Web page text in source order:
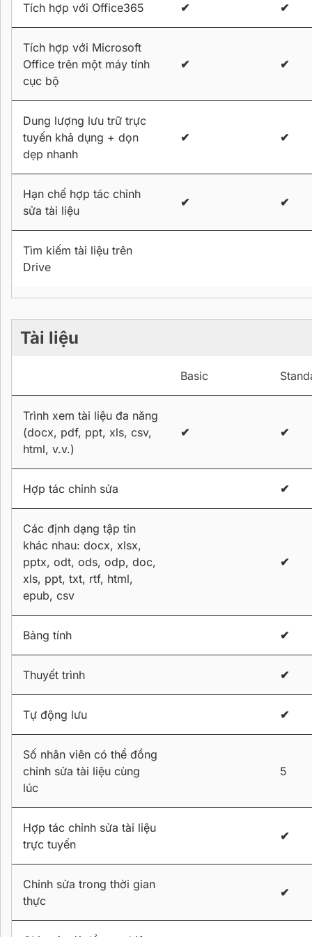
Tích hợp với Office365 ✔ ✔
Tích hợp với Microsoft
Office trên một máy tính
cục bộ
✔ ✔
Dung lượng lưu trữ trực
tuyến khả dụng + dọn
dẹp nhanh
✔ ✔
Hạn chế hợp tác chỉnh
sửa tài liệu
✔ ✔
Tìm kiếm tài liệu trên
Drive
Tài liệu
Basic
Trình xem tài liệu đa năng
(docx, pdf, ppt, xls, csv,
html, v.v.)
✔ ✔
Hợp tác chỉnh sửa ✔
Các định dạng tập tin
khác nhau: docx, xlsx,
pptx, odt, ods, odp, doc,
xls, ppt, txt, rtf, html,
epub, csv
✔
Bảng tính ✔
Thuyết trình ✔
Tự động lưu ✔
Số nhân viên có thể đồng
chỉnh sửa tài liệu cùng
lúc
5
Hợp tác chỉnh sửa tài liệu
trực tuyến
✔
Chỉnh sửa trong thời gian
thực
✔